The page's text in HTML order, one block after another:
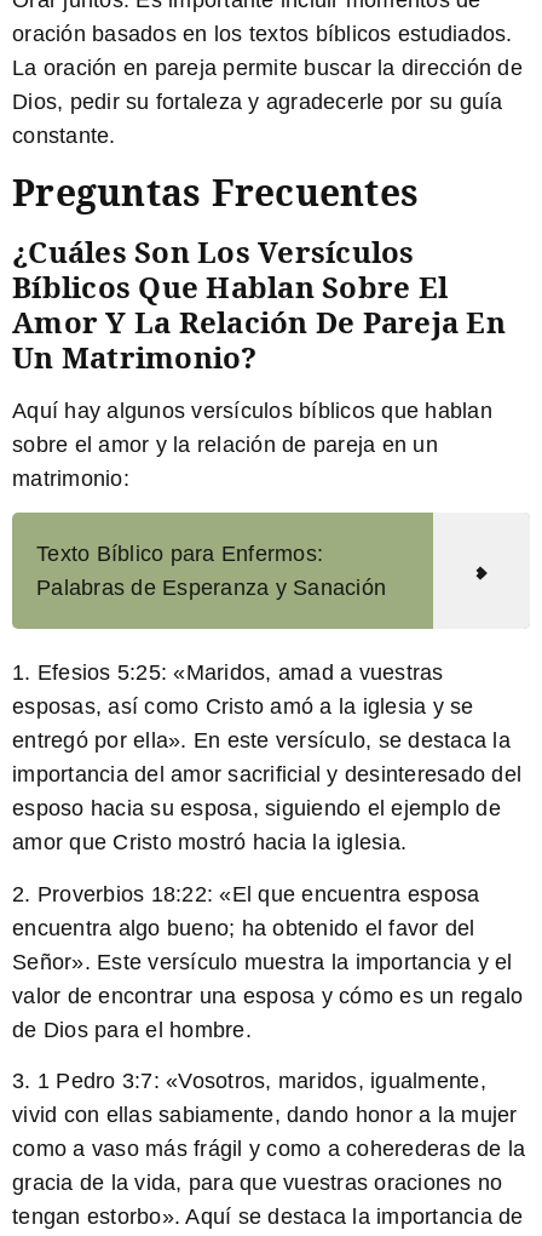
oración basados en los textos bíblicos estudiados.
La oración en pareja permite buscar la dirección de
Dios, pedir su fortaleza y agradecerle por su guía
constante.
Preguntas Frecuentes
¿Cuáles Son Los Versículos
Bíblicos Que Hablan Sobre El
Amor Y La Relación De Pareja En
Un Matrimonio?
Aquí hay algunos versículos bíblicos que hablan
sobre el amor y la relación de pareja en un
matrimonio:
Texto Bíblico para Enfermos:
Palabras de Esperanza y Sanación
1. Efesios 5:25: «Maridos, amad a vuestras
esposas, así como Cristo amó a la iglesia y se
entregó por ella». En este versículo, se destaca la
importancia del amor sacrificial y desinteresado del
esposo hacia su esposa, siguiendo el ejemplo de
amor que Cristo mostró hacia la iglesia.
2. Proverbios 18:22: «El que encuentra esposa
encuentra algo bueno; ha obtenido el favor del
Señor». Este versículo muestra la importancia y el
valor de encontrar una esposa y cómo es un regalo
de Dios para el hombre.
3. 1 Pedro 3:7: «Vosotros, maridos, igualmente,
vivid con ellas sabiamente, dando honor a la mujer
como a vaso más frágil y como a coherederas de la
gracia de la vida, para que vuestras oraciones no
tengan estorbo». Aquí se destaca la importancia de